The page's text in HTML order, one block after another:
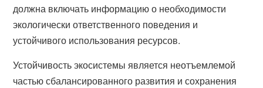
должна включать информацию о необходимости
экологически ответственного поведения и
устойчивого использования ресурсов.
Устойчивость экосистемы является неотъемлемой
частью сбалансированного развития и сохранения